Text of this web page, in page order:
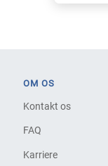
OM OS
Kontakt os
FAQ
Karriere